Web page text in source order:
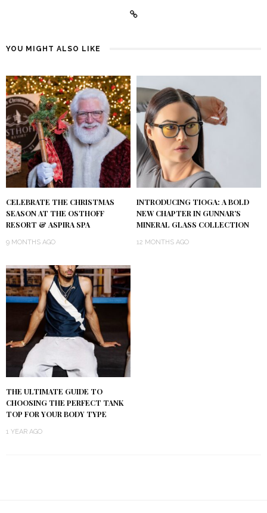
YOU MIGHT ALSO LIKE
CELEBRATE THE CHRISTMAS
SEASON AT THE OSTHOFF
RESORT & ASPIRA SPA
9 MONTHS AGO
INTRODUCING TIOGA: A BOLD
NEW CHAPTER IN GUNNAR’S
MINERAL GLASS COLLECTION
12 MONTHS AGO
THE ULTIMATE GUIDE TO
CHOOSING THE PERFECT TANK
TOP FOR YOUR BODY TYPE
1 YEAR AGO